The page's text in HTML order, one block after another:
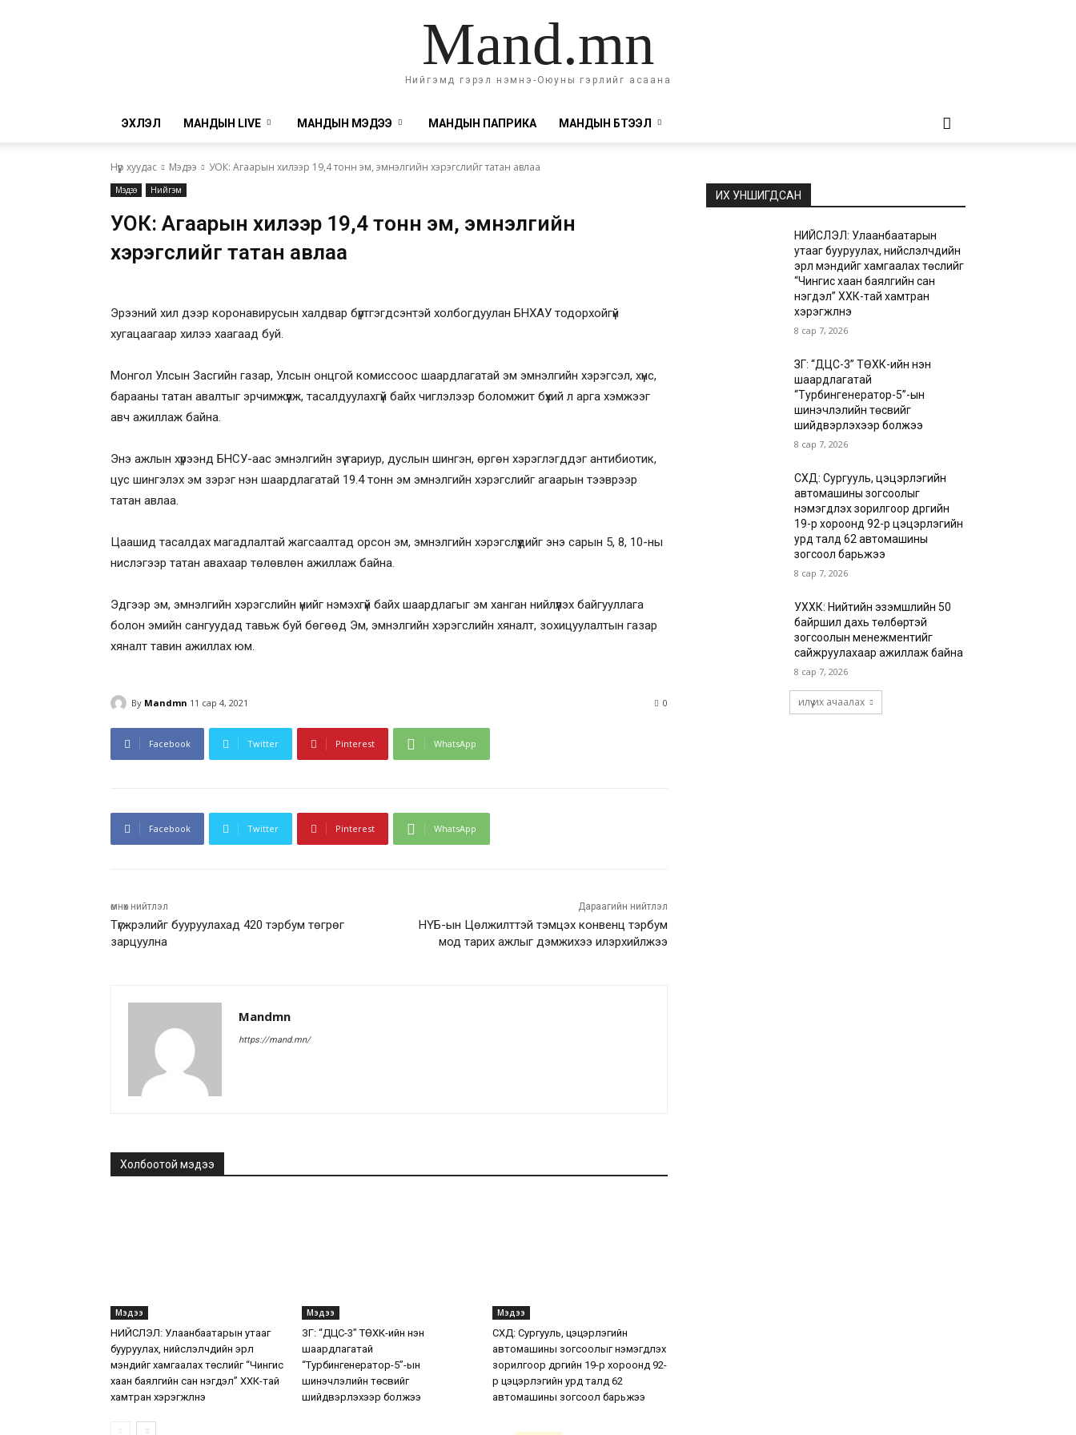
Mand.mn
Нийгэмд гэрэл нэмнэ-Оюуны гэрлийг асаана
ЭХЛЭЛ МАНДЫН LIVE МАНДЫН МЭДЭЭ МАНДЫН ПАПРИКА МАНДЫН БҮТЭЭЛ
Нүүр хуудас Мэдээ УОК: Агаарын хилээр 19,4 тонн эм, эмнэлгийн хэрэгслийг татан авлаа
Мэдээ Нийгэм
УОК: Агаарын хилээр 19,4 тонн эм, эмнэлгийн
хэрэгслийг татан авлаа
Эрээний хил дээр коронавирусын халдвар бүртгэгдсэнтэй холбогдуулан БНХАУ тодорхойгүй
хугацаагаар хилээ хаагаад буй.
Монгол Улсын Засгийн газар, Улсын онцгой комиссоос шаардлагатай эм эмнэлгийн хэрэгсэл, хүнс,
барааны татан авалтыг эрчимжүүлж, тасалдуулахгүй байх чиглэлээр боломжит бүхий л арга хэмжээг
авч ажиллаж байна.
Энэ ажлын хүрээнд БНСУ-аас эмнэлгийн зүү тариур, дуслын шингэн, өргөн хэрэглэгддэг антибиотик,
цус шингэлэх эм зэрэг нэн шаардлагатай 19.4 тонн эм эмнэлгийн хэрэгслийг агаарын тээврээр
татан авлаа.
Цаашид тасалдах магадлалтай жагсаалтад орсон эм, эмнэлгийн хэрэгслүүдийг энэ сарын 5, 8, 10-ны
нислэгээр татан авахаар төлөвлөн ажиллаж байна.
Эдгээр эм, эмнэлгийн хэрэгслийн үнийг нэмэхгүй байх шаардлагыг эм ханган нийлүүлэх байгууллага
болон эмийн сангуудад тавьж буй бөгөөд Эм, эмнэлгийн хэрэгслийн хяналт, зохицуулалтын газар
хяналт тавин ажиллах юм.
By Mandmn 11 сар 4, 2021 0
Facebook Twitter Pinterest WhatsApp
Facebook Twitter Pinterest WhatsApp
өмнөх нийтлэл
Түгжрэлийг бууруулахад 420 тэрбум төгрөг
зарцуулна
Дараагийн нийтлэл
НҮБ-ын Цөлжилттэй тэмцэх конвенц тэрбум
мод тарих ажлыг дэмжихээ илэрхийлжээ
Mandmn
https://mand.mn/
Холбоотой мэдээ
Мэдээ
НИЙСЛЭЛ: Улаанбаатарын утааг
бууруулах, нийслэлчүүдийн эрүүл
мэндийг хамгаалах төслийг “Чингис
хаан баялгийн сан нэгдэл” ХХК-тай
хамтран хэрэгжүүлнэ
Мэдээ
ЗГ: “ДЦС-3” ТӨХК-ийн нэн
шаардлагатай
“Турбингенератор-5”-ын
шинэчлэлийн төсвийг
шийдвэрлэхээр болжээ
Мэдээ
СХД: Сургууль, цэцэрлэгийн
автомашины зогсоолыг нэмэгдүүлэх
зорилгоор дүүргийн 19-р хороонд 92-
р цэцэрлэгийн урд талд 62
автомашины зогсоол барьжээ
ИХ УНШИГДСАН
НИЙСЛЭЛ: Улаанбаатарын
утааг бууруулах, нийслэлчүүдийн
эрүүл мэндийг хамгаалах төслийг
“Чингис хаан баялгийн сан
нэгдэл” ХХК-тай хамтран
хэрэгжүүлнэ
8 сар 7, 2026
ЗГ: “ДЦС-3” ТӨХК-ийн нэн
шаардлагатай
“Турбингенератор-5”-ын
шинэчлэлийн төсвийг
шийдвэрлэхээр болжээ
8 сар 7, 2026
СХД: Сургууль, цэцэрлэгийн
автомашины зогсоолыг
нэмэгдүүлэх зорилгоор дүүргийн
19-р хороонд 92-р цэцэрлэгийн
урд талд 62 автомашины
зогсоол барьжээ
8 сар 7, 2026
УХХК: Нийтийн эзэмшлийн 50
байршил дахь төлбөртэй
зогсоолын менежментийг
сайжруулахаар ажиллаж байна
8 сар 7, 2026
илүү их ачаалах